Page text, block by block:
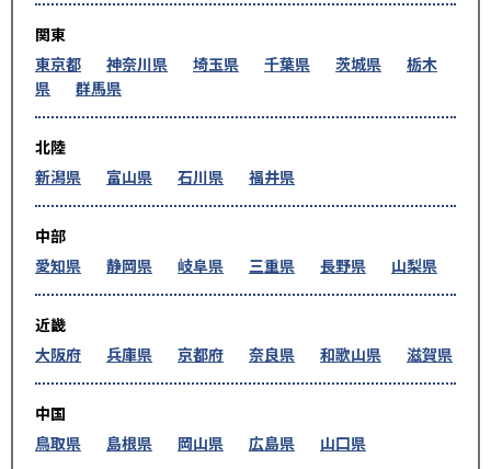
関東
東京都
神奈川県 埼玉県 千葉県 茨城県
栃木
県
群馬県
北陸
新潟県
富山県 石川県 福井県
中部
愛知県
静岡県 岐阜県 三重県 長野県 山梨県
近畿
大阪府
兵庫県 京都府 奈良県 和歌山県 滋賀県
中国
鳥取県
島根県 岡山県 広島県 山口県